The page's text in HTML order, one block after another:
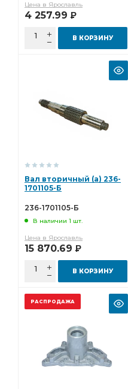
Цена в Ярославль
4 257.99 Р
В КОРЗИНУ
Вал вторичный (а) 236-
1701105-Б
236-1701105-Б
В наличии 1 шт.
Цена в Ярославль
15 870.69 Р
В КОРЗИНУ
РАСПРОДАЖА